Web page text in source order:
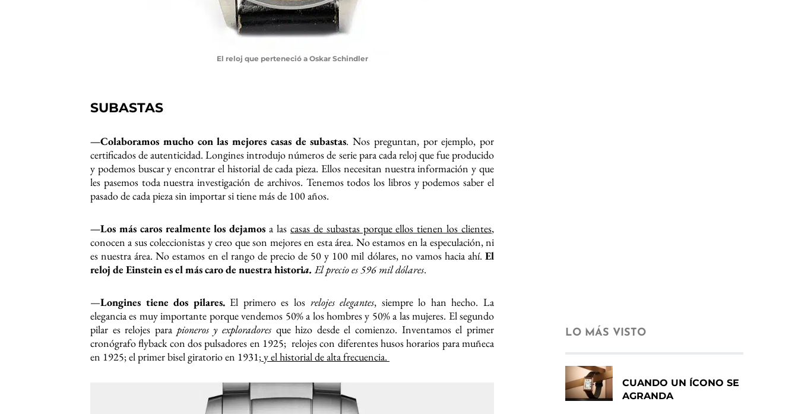
El reloj que perteneció a Oskar Schindler
SUBASTAS
—Colaboramos mucho con las mejores casas de subastas. Nos preguntan, por ejemplo, por
certificados de autenticidad. Longines introdujo números de serie para cada reloj que fue producido
y podemos buscar y encontrar el historial de cada pieza. Ellos necesitan nuestra información y que
les pasemos toda nuestra investigación de archivos. Tenemos todos los libros y podemos saber el
pasado de cada pieza sin importar si tiene más de 100 años.
—Los más caros realmente los dejamosa las casas de subastas porque ellos tienen los clientes,
conocen a sus coleccionistas y creo que son mejores en esta área. No estamos en la especulación, ni
es nuestra área. No estamos en el rango de precio de 50 y 100 mil dólares, no vamos hacia ahí. El
reloj de Einstein es el más caro de nuestra historia. El precio es 596 mil dólares.
—Longines tiene dos pilares.El primero es los relojes elegantes, siempre lo han hecho. La
elegancia es muy importante porque vendemos 50% a los hombres y 50% a las mujeres. El segundo
pilar es relojes para pioneros y exploradoresque hizo desde el comienzo. Inventamos el primer
cronógrafo flyback con dos pulsadores en 1925; relojes con diferentes husos horarios para muñeca
en 1925; el primer bisel giratorio en 1931;y el historial de alta frecuencia.
LO MÁS VISTO
CUANDO UN ÍCONO SE
AGRANDA